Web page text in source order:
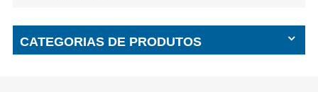
CATEGORIAS DE PRODUTOS